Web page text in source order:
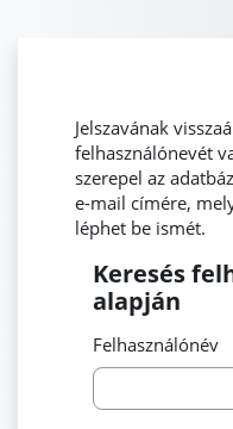
Jelszavának
felhasználónevét
szerepel az
e-mail címére,
léphet be ismét.
Keresés
Keresés
alapján
Felhasználónév